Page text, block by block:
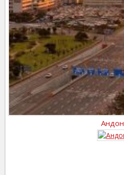
Андон